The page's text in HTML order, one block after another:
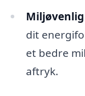
dit
et bedre
aftryk.